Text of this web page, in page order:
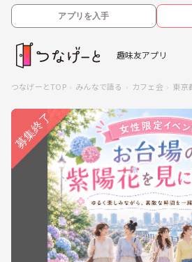
アプリを入手
趣味友アプリ
つなげーとTOP みんなで語る カフェ会 東京